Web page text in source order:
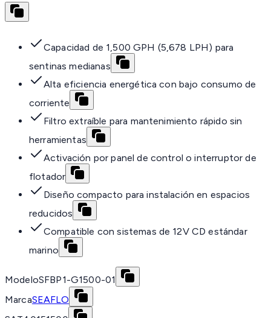
Capacidad de 1,500 GPH (5,678 LPH) para
sentinas medianas
Alta eficiencia energética con bajo consumo de
corriente
Filtro extraíble para mantenimiento rápido sin
herramientas
Activación por panel de control o interruptor de
flotador
Diseño compacto para instalación en espacios
reducidos
Compatible con sistemas de 12V CD estándar
marino
ModeloSFBP1-G1500-01
MarcaSEAFLO